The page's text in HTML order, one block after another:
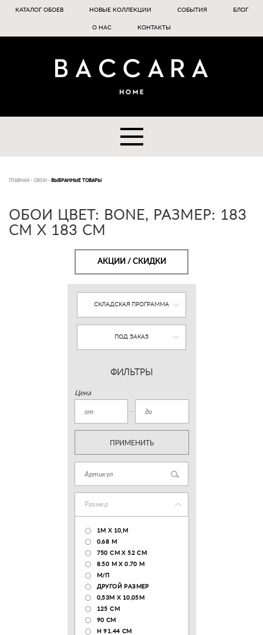
КАТАЛОГ ОБОЕВ НОВЫЕ КОЛЛЕКЦИИ СОБЫТИЯ БЛОГ
О НАС КОНТАКТЫ
ГЛАВНАЯ - ОБОИ - ВЫБРАННЫЕ ТОВАРЫ
ОБОИ ЦВЕТ: BONE, РАЗМЕР: 183
СМ Х 183 СМ
АКЦИИ / СКИДКИ
СКЛАДСКАЯ ПРОГРАММА
ПОД ЗАКАЗ
ФИЛЬТРЫ
Цена
ПРИМЕНИТЬ
Размер
1М Х 10,М
0.68 M
750 CM X 52 CM
8.50 М X 0.70 М
М/П
ДРУГОЙ РАЗМЕР
0,53М Х 10,05М
125 CM
90 СМ
H 91.44 CM